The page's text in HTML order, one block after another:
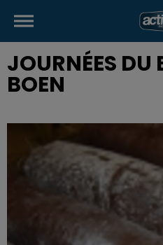
JOURNÉES DU
BOEN